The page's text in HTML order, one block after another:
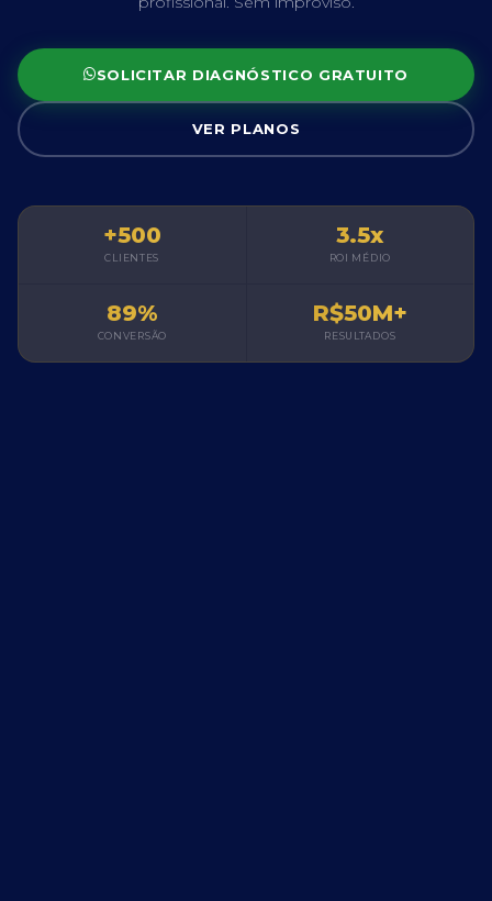
SOLICITAR DIAGNÓSTICO GRATUITO
VER PLANOS
+500
CLIENTES
3.5x
ROI MÉDIO
89%
CONVERSÃO
R$50M+
RESULTADOS